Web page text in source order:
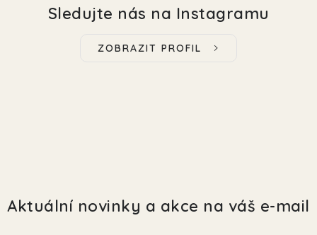
Sledujte nás na Instagramu
ZOBRAZIT PROFIL
Aktuální novinky a akce na váš e-mail